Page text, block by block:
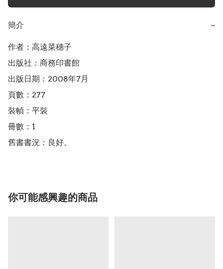
簡介 −
作者：高遠菜穗子
出版社：商務印書館
出版日期：2008年7月
頁數：277
裝幀：平裝
冊數：1
舊書書況：良好。
你可能感興趣的商品